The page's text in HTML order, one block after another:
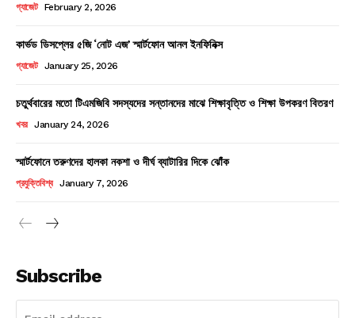
Company
গ্যাজেট February 2, 2026
কার্ভড ডিসপ্লের ৫জি ‘নোট এজ’ স্মার্টফোন আনল ইনফিনিক্স
গ্যাজেট January 25, 2026
চতুর্থবারের মতো টিএমজিবি সদস্যদের সন্তানদের মাঝে শিক্ষাবৃত্তি ও শিক্ষা উপকরণ বিতরণ
খবর January 24, 2026
স্মার্টফোনে তরুণদের হালকা নকশা ও দীর্ঘ ব্যাটারির দিকে ঝোঁক
প্রযুক্তিবিশ্ব January 7, 2026
Subscribe